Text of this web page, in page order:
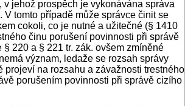
v jehož prospěch je vykonávána správa
V tomto případě může správce činit se
cokoli, co je nutné a užitečné (§ 1410
činu porušení povinnosti při správě
220 a § 221 tr. zák. ovšem zmíněné
význam, ledaže se rozsah správy
projeví na rozsahu a závažnosti trestného
porušením povinnosti při správě cizího